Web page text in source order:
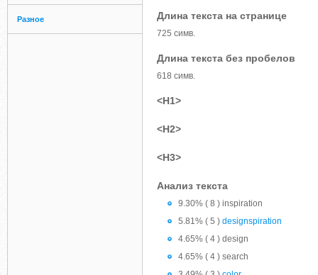
Разное Длина текста на странице
725 симв.
Длина текста без пробелов
618 симв.
<H1>
<H2>
<H3>
Анализ текста
9.30% ( 8 ) inspiration
5.81% ( 5 ) designspiration
4.65% ( 4 ) design
4.65% ( 4 ) search